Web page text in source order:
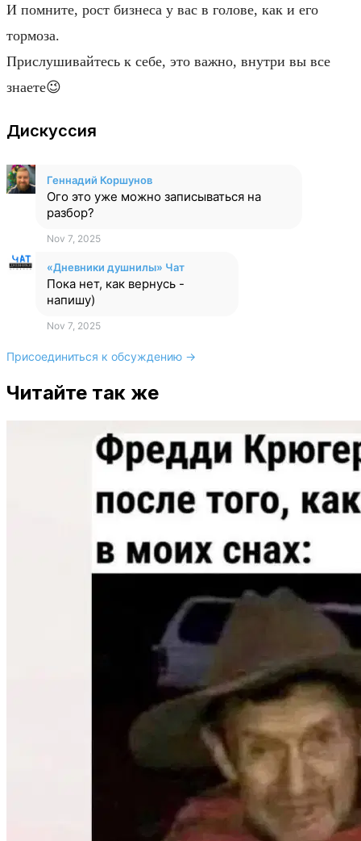
И помните, рост бизнеса у вас в голове, как и его
тормоза.
Прислушивайтесь к себе, это важно, внутри вы все
знаете😉
Дискуссия
Геннадий Коршунов
Ого это уже можно записываться на
разбор?
Nov 7, 2025
«Дневники душнилы» Чат
Пока нет, как вернусь -
напишу)
Nov 7, 2025
Присоединиться к обсуждению →
Читайте так же